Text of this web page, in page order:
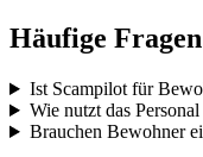
Häufige Fragen
Ist Scampilot für
Wie nutzt das
Brauchen Bewohner